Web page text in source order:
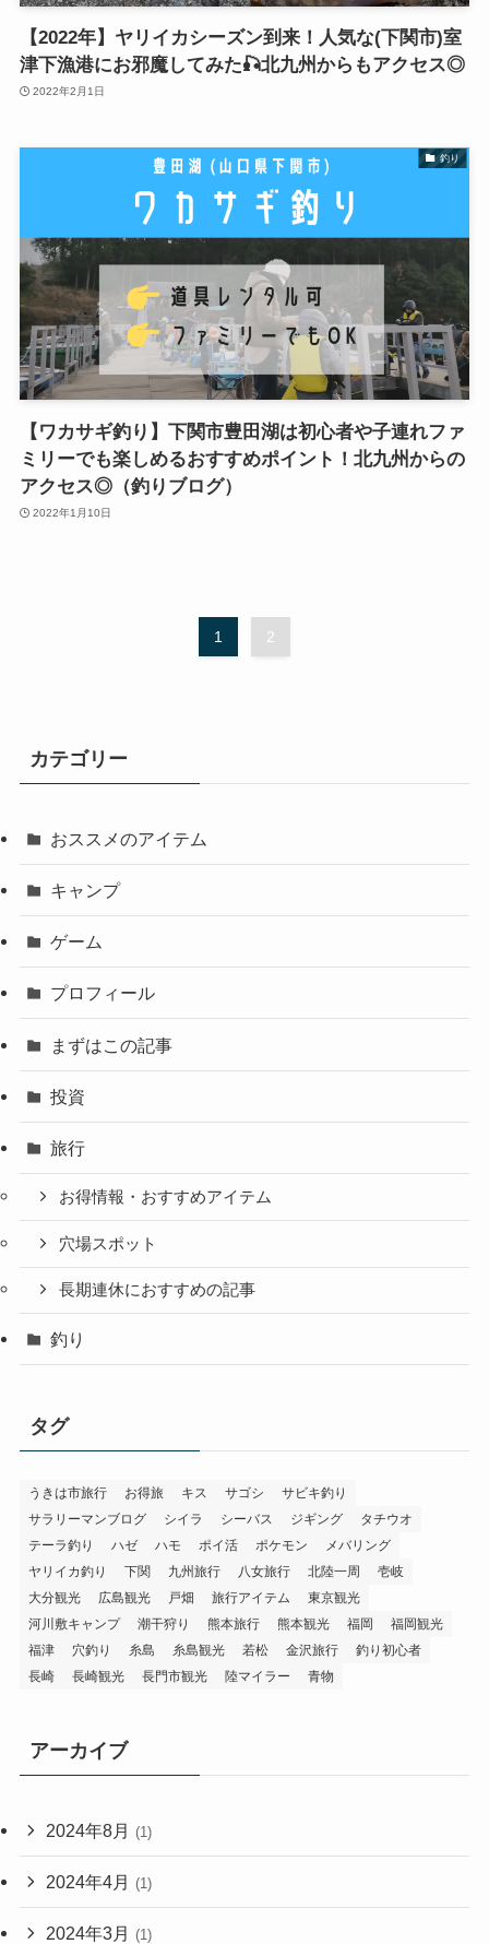
【2022年】ヤリイカシーズン到来！人気な(下関市)室
津下漁港にお邪魔してみた🎣北九州からもアクセス◎
2022年2月1日
釣り
【ワカサギ釣り】下関市豊田湖は初心者や子連れファ
ミリーでも楽しめるおすすめポイント！北九州からの
アクセス◎（釣りブログ）
2022年1月10日
1 2
カテゴリー
おススメのアイテム
キャンプ
ゲーム
プロフィール
まずはこの記事
投資
旅行
お得情報・おすすめアイテム
穴場スポット
長期連休におすすめの記事
釣り
タグ
うきは市旅行 お得旅 キス サゴシ
サビキ釣り
サラリーマンブログ
シイラ シーバス ジギング
タチウオ
テーラ釣り
ハゼ ハモ ポイ活 ポケモン
メバリング
ヤリイカ釣り
下関 九州旅行 八女旅行 北陸一周
壱岐
大分観光
広島観光 戸畑 旅行アイテム
東京観光
河川敷キャンプ
潮干狩り 熊本旅行 熊本観光 福岡
福岡観光
福津
穴釣り 糸島 糸島観光 若松 金沢旅行
釣り初心者
長崎
長崎観光 長門市観光 陸マイラー 青物
アーカイブ
2024年8月 (1)
2024年4月 (1)
2024年3月 (1)